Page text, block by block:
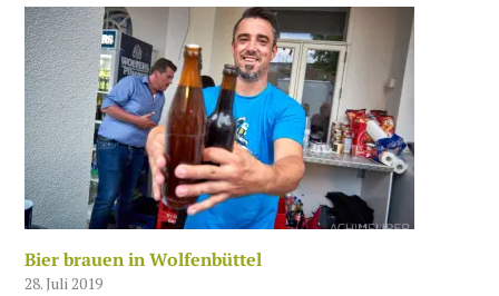
Bier brauen in Wolfenbüttel
28. Juli 2019